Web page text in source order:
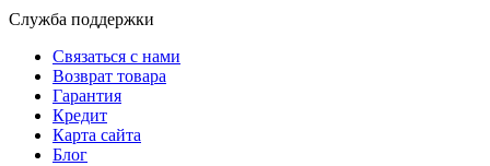
Служба поддержки
Связаться с нами
Возврат товара
Гарантия
Кредит
Карта сайта
Блог